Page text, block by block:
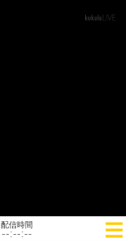
配信時間
--:--:--